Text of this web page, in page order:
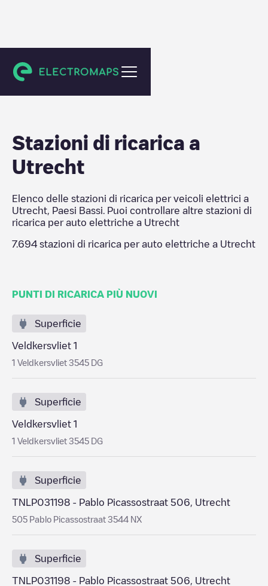
Utrecht
Stazioni di ricarica a
Utrecht
Elenco delle stazioni di ricarica per veicoli elettrici a
Utrecht
Paesi Bassi . Puoi controllare altre stazioni di
ricarica per auto elettriche a Utrecht
7.694 stazioni di ricarica per auto elettriche a Utrecht
PUNTI DI RICARICA PIÙ NUOVI
Superficie
Veldkersvliet 1
1 Veldkersvliet 3545 DG
Superficie
Veldkersvliet 1
1 Veldkersvliet 3545 DG
Superficie
TNLP031198 - Pablo Picassostraat 506, Utrecht
505 Pablo Picassostraat 3544 NX
Superficie
TNLP031198 - Pablo Picassostraat 506, Utrecht